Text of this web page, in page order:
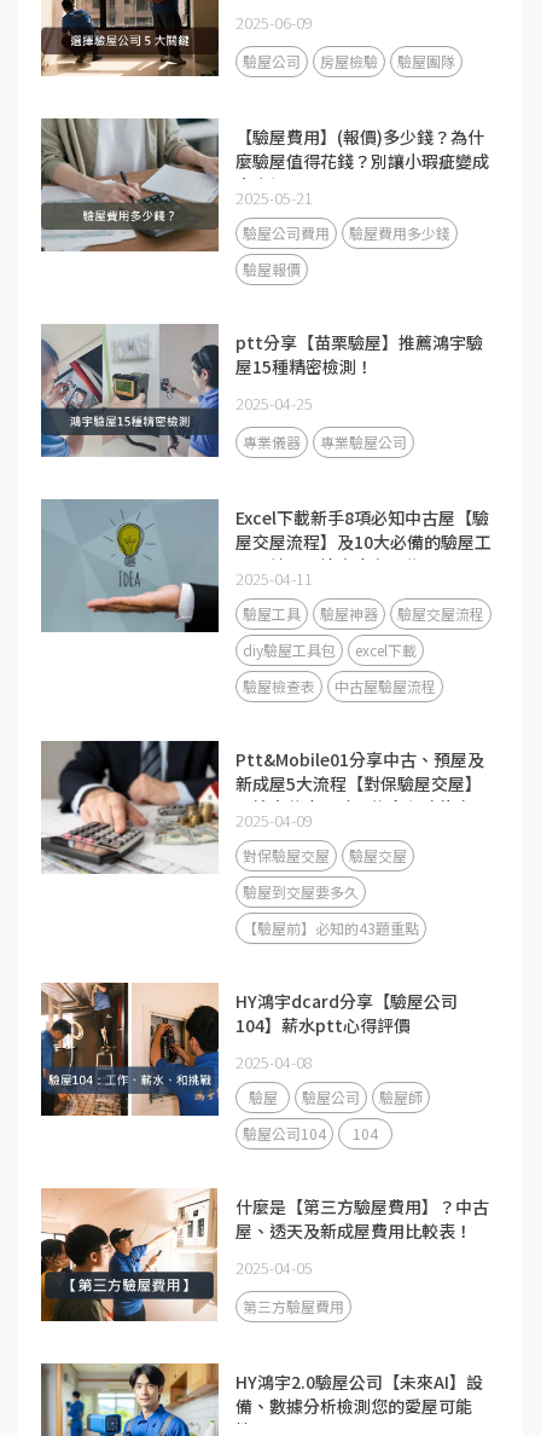
2025-06-09
驗屋公司 房屋檢驗 驗屋團隊
【驗屋費用】(報價)多少錢？為什
麼驗屋值得花錢？別讓小瑕疵變成
大麻煩
2025-05-21
驗屋公司費用
驗屋費用多少錢
驗屋報價
ptt分享【苗栗驗屋】推薦鴻宇驗
屋15種精密檢測！
2025-04-25
專業儀器 專業驗屋公司
Excel下載新手8項必知中古屋【驗
屋交屋流程】及10大必備的驗屋工
具、神器及檢查表有哪些？
2025-04-11
驗屋工具 驗屋神器
驗屋交屋流程
diy驗屋工具包
excel下載
驗屋檢查表
中古屋驗屋流程
Ptt&Mobile01分享中古、預屋及
新成屋5大流程【對保驗屋交屋】
要注意什麼？驗屋後多久才能交
屋？
2025-04-09
對保驗屋交屋
驗屋交屋
驗屋到交屋要多久
【驗屋前】必知的43題重點
HY鴻宇dcard分享【驗屋公司
104】薪水ptt心得評價
2025-04-08
驗屋 驗屋公司
驗屋師
驗屋公司104
104
什麼是【第三方驗屋費用】？中古
屋、透天及新成屋費用比較表！
2025-04-05
第三方驗屋費用
HY鴻宇2.0驗屋公司【未來AI】設
備、數據分析檢測您的愛屋可能
性？